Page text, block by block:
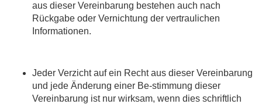
aus dieser Vereinbarung bestehen auch nach
Rückgabe oder Vernichtung der vertraulichen
Informationen.
Jeder Verzicht auf ein Recht aus dieser Vereinbarung
und jede Änderung einer Be-stimmung dieser
Vereinbarung ist nur wirksam, wenn dies schriftlich